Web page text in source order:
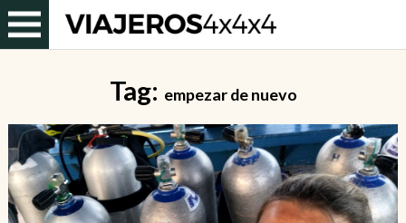
Tag: empezar de nuevo